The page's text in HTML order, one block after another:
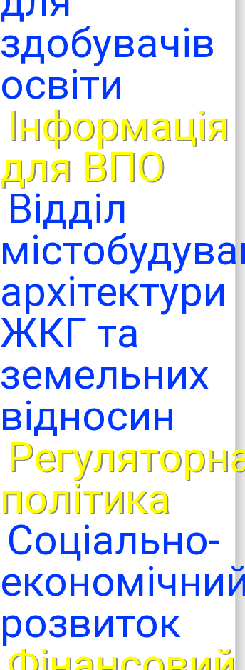
здобувачів
освіти
Інформація
для ВПО
Відділ
архітектури
ЖКГ та
земельних
відносин
політика
Соціально-
розвиток